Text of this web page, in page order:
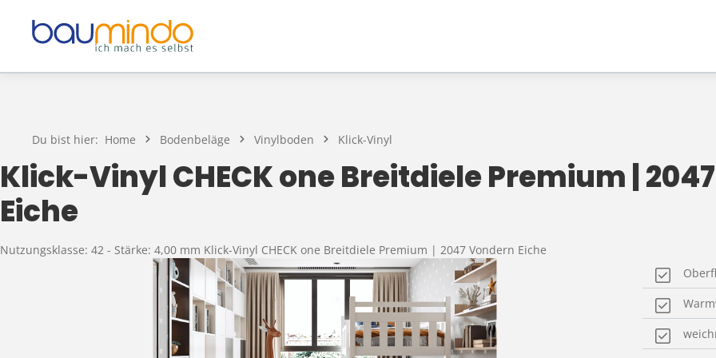
Zum Hauptinhalt springen
Du bist hier: Home Bodenbeläge Vinylboden Klick-Vinyl
Klick-Vinyl CHECK one Breitdiele Premium |
Eiche
Nutzungsklasse: 42 - Stärke: 4,00 mm Klick-Vinyl CHECK one Breitdiele Premium | 2047 Vondern Eiche
Bildergalerie überspringen